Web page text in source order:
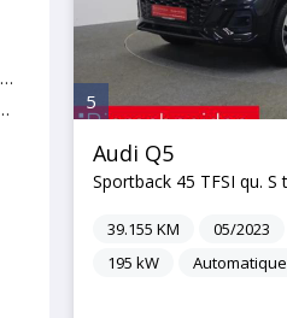
5
Audi Q5
39.155 KM 05/2023
195 kW Automatique